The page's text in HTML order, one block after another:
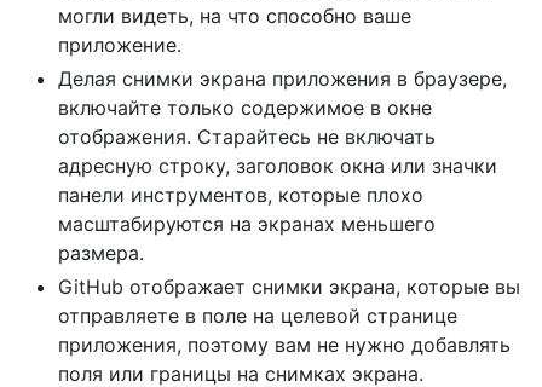
могли видеть, на что способно ваше
приложение.
Делая снимки экрана приложения в браузере,
включайте только содержимое в окне
отображения. Старайтесь не включать
адресную строку, заголовок окна или значки
панели инструментов, которые плохо
масштабируются на экранах меньшего
размера.
GitHub отображает снимки экрана, которые вы
отправляете в поле на целевой странице
приложения, поэтому вам не нужно добавлять
поля или границы на снимках экрана.